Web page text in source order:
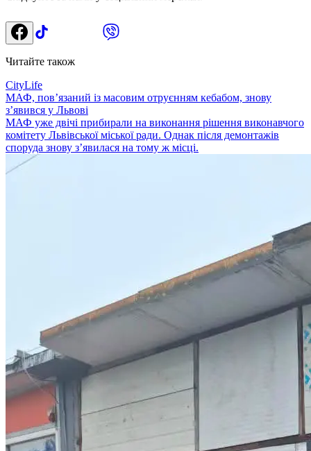
Читайте також
CityLife
МАФ, пов’язаний із масовим отруєнням кебабом, знову
з’явився у Львові
МАФ уже двічі прибирали на виконання рішення виконавчого
комітету Львівської міської ради. Однак після демонтажів
споруда знову з’явилася на тому ж місці.